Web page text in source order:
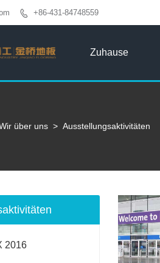
 +86-431-84748559
Zuhause
über uns > Ausstellungsaktivitäten
2016